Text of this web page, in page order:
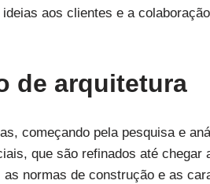
aos clientes e a
de arquitetura
começando pela pesquisa e
que são refinados até chegar
normas de construção e as